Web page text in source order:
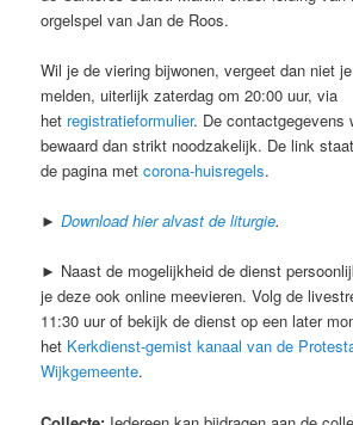
orgelspel van Jan de Roos.
Wil je de viering bijwonen, vergeet dan niet
melden, uiterlijk zaterdag om 20:00 uur, via
het registratieformulier. De contactgegevens
bewaard dan strikt noodzakelijk. De link
de pagina metcorona-huisregels.
►Download hier alvast de liturgie.
► Naast de mogelijkheid de dienst
je deze ook online meevieren. Volg de
11:30 uur of bekijk de dienst op een later
het Kerkdienst-gemist kanaal van de
Wijkgemeente.